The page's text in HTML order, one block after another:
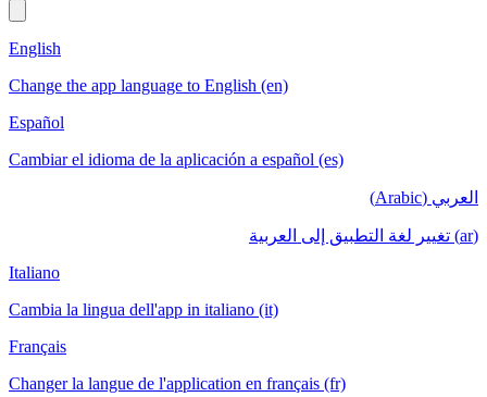
English
Change the app language to English (en)
Español
Cambiar el idioma de la aplicación a español (es)
العربي (Arabic)
(ar) تغيير لغة التطبيق إلى العربية
Italiano
Cambia la lingua dell'app in italiano (it)
Français
Changer la langue de l'application en français (fr)